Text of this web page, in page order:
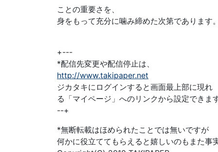
ことの重要さを、
身をもって充分に噛み締めた次第であります。
+---
*配信先変更や配信停止は、
http://www.takipaper.net
ジカタキにログインすると画面最上部に現れ
る「マイページ」へのリンクから設定できま
--+
*無断転載はほめられたことでは無いですが
何かに役立ててもらえると嬉しいのもまた事